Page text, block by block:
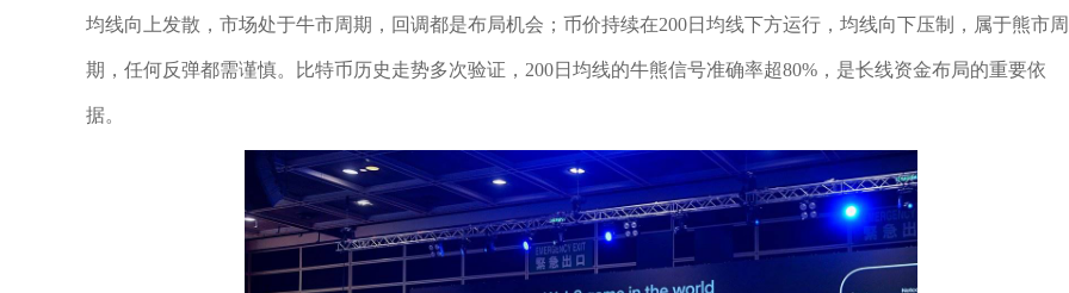
均线向上发散，市场处于牛市周期，回调都是布局机会；币价持续在200日均线下方运行，均线向下压制，属于熊市周
期，任何反弹都需谨慎。比特币历史走势多次验证，200日均线的牛熊信号准确率超80%，是长线资金布局的重要依
据。